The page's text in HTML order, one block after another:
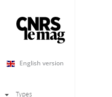
English version
Types